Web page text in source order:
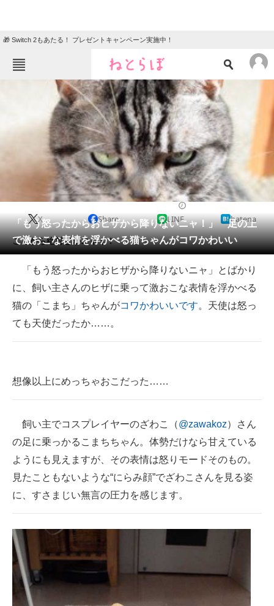
🎁 Switch 2もあたる！ プレゼントキャンペーン実施中！
ねとらぼメニュー
ニュース
クイズ
地域
教育・育児
リサーチ
会員記事
メディア
注目記事を集めた総合ページ
ITの今と未来を見通す
スマホと通信の最新トレンド
好きが集まる 比べて選べる
AI活用のいまが分かる
企業ITのトレンドを詳説
経営リーダーのコミュニティ
ITエンジニア向け専門サイト
企業向けIT製品の総合サイト
IT製品の技術・比較・事例
「もう怒ったからおヒザから降りないニャ！」 足の上
で激おこな表情を浮かべる猫ちゃんがコワかわいい
X Share LINE hatena
ここから絶対どかニャイ！
「もう怒ったからおヒザから降りないニャ」とばかり
に、飼い主さんのヒザに乗って激おこな表情を浮かべる
猫の「こまち」ちゃんがコワかわいいです。天使は怒っ
ても天使だったか……。
想像以上にめっちゃおこだった……
飼い主でコスプレイヤーのざわこ（@zawakoz）さん
の足に乗っかるこまちちゃん。体勢だけなら甘えている
ようにも見えますが、その表情は怒りモードそのもの。
見たこともないような“にらみ顔”でざわこさんを見る姿
に、すさまじい無言の圧力を感じます。